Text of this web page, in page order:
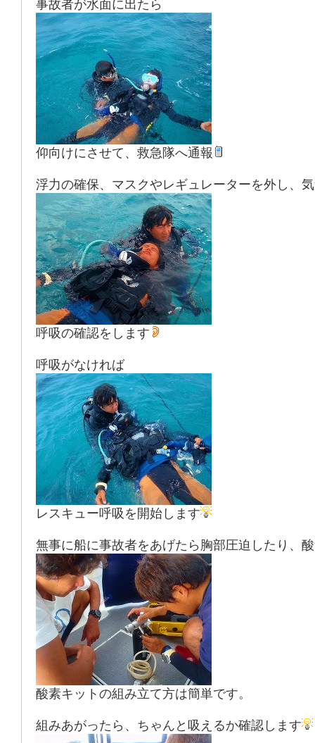
事故者が水面に出たら
仰向けにさせて、救急隊へ通報
浮力の確保、マスクやレギュレーターを外し、
呼吸の確認をします
呼吸がなければ
レスキュー呼吸を開始します
無事に船に事故者をあげたら胸部圧迫したり、
酸素キットの組み立て方は簡単です。
組みあがったら、ちゃんと吸えるか確認します